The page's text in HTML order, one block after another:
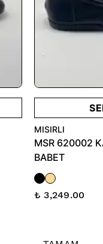
MISIRLI
MSR 620002
BABET
₺ 3,249.00